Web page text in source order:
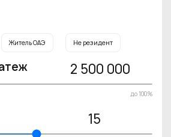
Житель ОАЭ Не резидент
2 500 000
до 100%
15